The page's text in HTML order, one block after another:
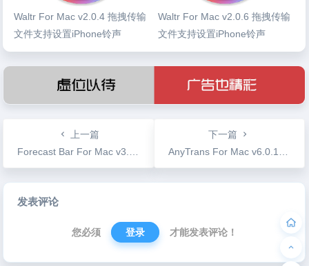
Waltr For Mac v2.0.4 拖拽传输
文件支持设置iPhone铃声
Waltr For Mac v2.0.6 拖拽传输
文件支持设置iPhone铃声
上一篇
Forecast Bar For Mac v3.0.4 菜单栏天气插件
下一篇
AnyTrans For Mac v6.0.1 比iTunes更好用的手机助手
发表评论
您必须 登录 才能发表评论！